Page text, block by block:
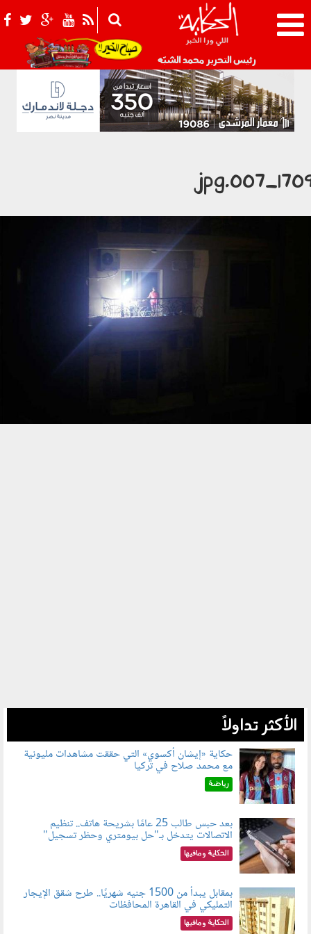
رئيس التحرير محمد الشبّه 021_2.png
الأكثر تداولاً
080802.jpg
حكاية «إيشان أكسوي» التي حققت مشاهدات مليونية
مع محمد صلاح في تركيا
رياضة
080803.jpg
بعد حبس طالب 25 عامًا بشريحة هاتف.. تنظيم
الاتصالات يتدخل بـ"حل بيومتري وحظر تسجيل"
الحكاية ومافيها
080801.jpg
بمقابل يبدأ من 1500 جنيه شهريًا.. طرح شقق الإيجار
التمليكي في القاهرة المحافظات
الحكاية ومافيها